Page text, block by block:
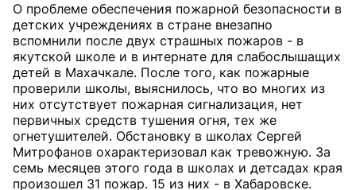
О проблеме обеспечения пожарной безопасности в
детских учреждениях в стране внезапно
вспомнили после двух страшных пожаров - в
якутской школе и в интернате для слабослышащих
детей в Махачкале. После того, как пожарные
проверили школы, выяснилось, что во многих из
них отсутствует пожарная сигнализация, нет
первичных средств тушения огня, тех же
огнетушителей. Обстановку в школах Сергей
Митрофанов охарактеризовал как тревожную. За
семь месяцев этого года в школах и детсадах края
произошел 31 пожар. 15 из них - в Хабаровске.